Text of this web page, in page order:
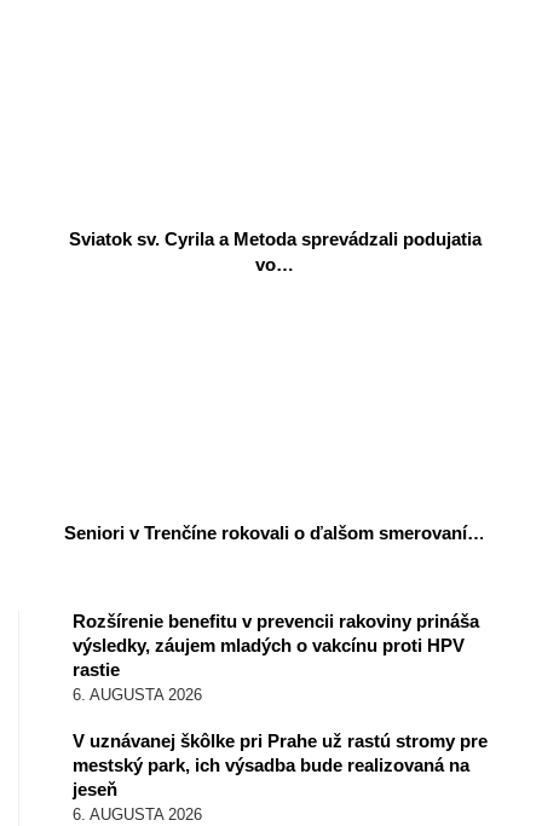
Sviatok sv. Cyrila a Metoda sprevádzali podujatia
vo…
Seniori v Trenčíne rokovali o ďalšom smerovaní…
Rozšírenie benefitu v prevencii rakoviny prináša
výsledky, záujem mladých o vakcínu proti HPV
rastie
6. AUGUSTA 2026
V uznávanej škôlke pri Prahe už rastú stromy pre
mestský park, ich výsadba bude realizovaná na
jeseň
6. AUGUSTA 2026